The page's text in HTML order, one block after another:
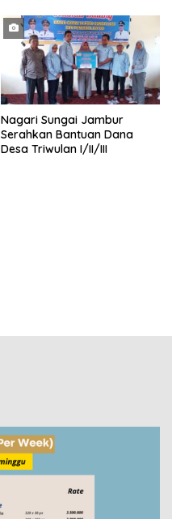
Nagari Sungai Jambur
Serahkan Bantuan Dana
Desa Triwulan I/II/III